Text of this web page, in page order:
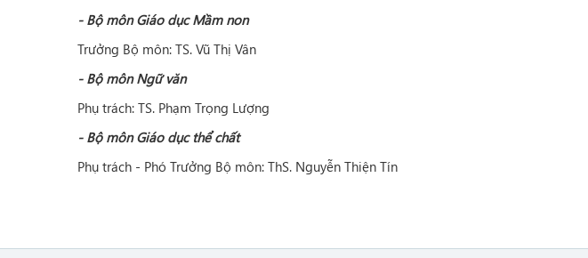
-Bộ môn Giáo dục Mầm non
Trưởng Bộ môn: TS. Vũ Thị Vân
- Bộ môn Ngữ văn
Phụ trách: TS. Phạm Trọng Lượng
- Bộ môn Giáo dục thể chất
Phụ trách - Phó Trưởng Bộ môn: ThS. Nguyễn Thiện Tín